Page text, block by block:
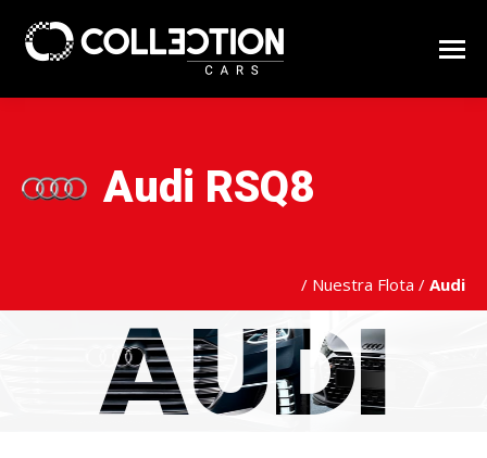
Audi RSQ8
/ Nuestra Flota / Audi
AUDI